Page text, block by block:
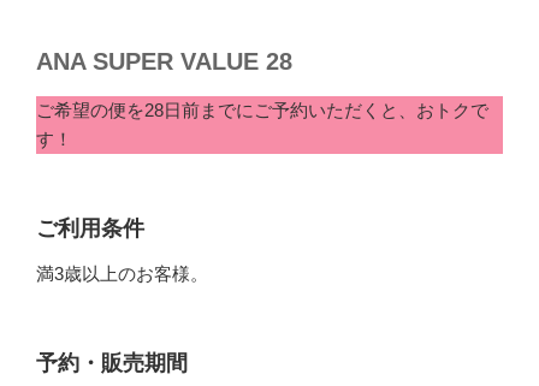
ANA SUPER VALUE 28
ご希望の便を28日前までにご予約いただくと、おトクで
す！
ご利用条件
満3歳以上のお客様。
予約・販売期間